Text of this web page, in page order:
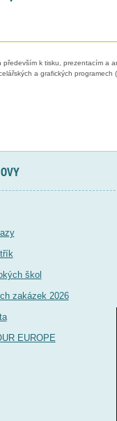
k tisku, prezentacím a
a grafických programech
škol
zakázek 2026
EUROPE